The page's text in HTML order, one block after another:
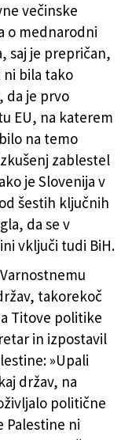
večinske
o mednarodni
saj je prepričan,
ni bila tako
da je prvo
EU, na katerem
na temo
zablestel
je Slovenija v
šestih ključnih
da se v
vključi tudi BiH.
takorekoč
Titove politike
in izpostavil
»Upali
držav, na
politične
Palestine ni